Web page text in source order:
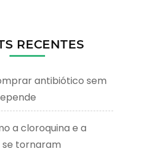
RECENTES
antibiótico sem
a cloroquina e a
se tornaram